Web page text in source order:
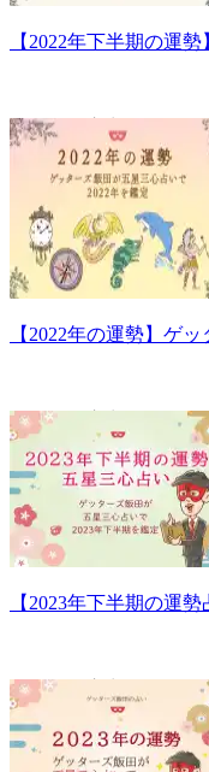
【2022年下半期の運
▼五星三心占い全タイ
【2022年の運勢】ゲ
▼五星三心占い全タイ
【2023年下半期の運
▼五星三心占い全タイ